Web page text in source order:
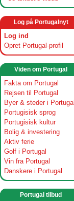
Log på Portugalnyt
Log ind
Opret Portugal-profil
Viden om Portugal
Fakta om Portugal
Rejsen til Portugal
Byer & steder i Portugal
Portugisisk sprog
Portugisisk kultur
Bolig & investering
Aktiv ferie
Golf i Portugal
Vin fra Portugal
Danskere i Portugal
Portugal tilbud